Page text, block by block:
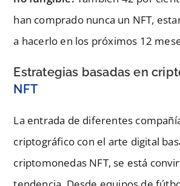
han comprado nunca un NFT,
a hacerlo en los próximos 12
Estrategias basadas en
NFT
La entrada de diferentes
criptográfico con el arte digital
criptomonedas NFT, se está